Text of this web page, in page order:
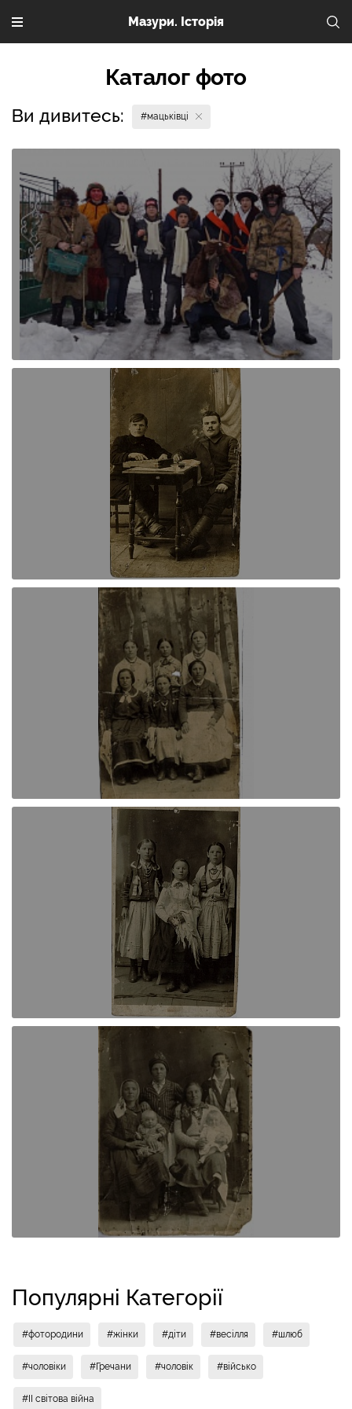
Мазури. Історія
Каталог фото
Ви дивитесь: #мацьківці
Популярні Категорії
#фотородини #жінки #діти #весілля #шлюб
#чоловіки #Гречани #чоловік #військо
#II світова війна